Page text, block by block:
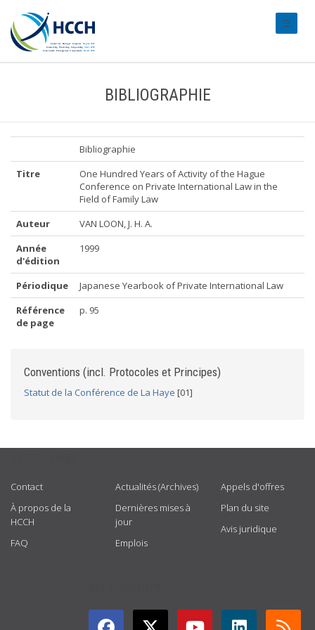
BIBLIOGRAPHIE
Bibliographie
Titre
One Hundred Years of Activity of the Hague
Conference on Private International Law in the
Field of Family Law
Auteur
VAN LOON, J. H. A.
Année
d'édition
1999
Périodique
Japanese Yearbook of Private International Law
Référence
de page
p. 95
Conventions (incl. Protocoles et Principes)
Statut de la Conférence de La Haye [01]
Contact
À propos de la
HCCH
FAQ
Actualités (Archives)
Dernières mises à
jour
Emplois
Appels d'offres
Plan du site
Avis juridique